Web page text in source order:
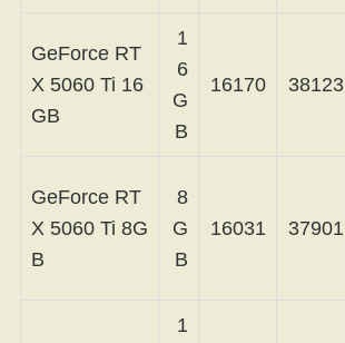
GeForce RT
X 5060 Ti 16
GB
1
6
G
B
16170 38123
GeForce RT
X 5060 Ti 8G
B
8
G
B
16031 37901
1